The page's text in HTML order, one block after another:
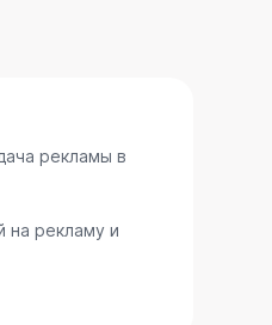
рекламы в
на рекламу и